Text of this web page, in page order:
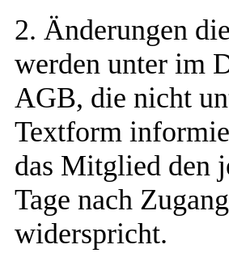
2. Änderungen
werden unter im
AGB, die nicht
Textform
das Mitglied den
Tage nach
widerspricht.